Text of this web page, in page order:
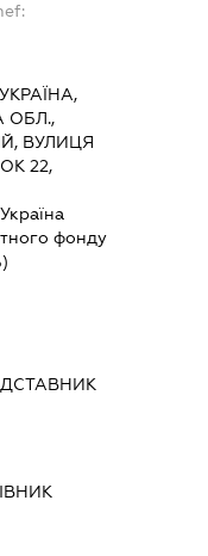
УКРАЇНА,
ОБЛ.,
ВУЛИЦЯ
22,
Україна
фонду